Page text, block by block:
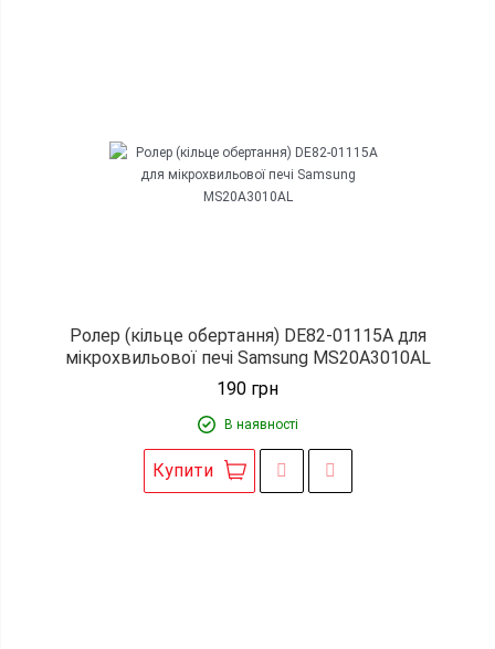
Ролер (кільце обертання) DE82-01115A для
мікрохвильової печі Samsung MS20A3010AL
190 грн
В наявності
Купити